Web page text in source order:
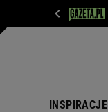
INSPIRACJE